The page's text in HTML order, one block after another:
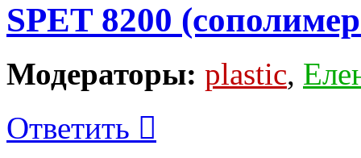
SPET 8200
Модераторы: plastic,
Ответить